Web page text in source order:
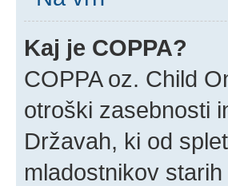
Kaj je COPPA?
COPPA oz. Child
otroški zasebnosti
Državah, ki od
mladostnikov